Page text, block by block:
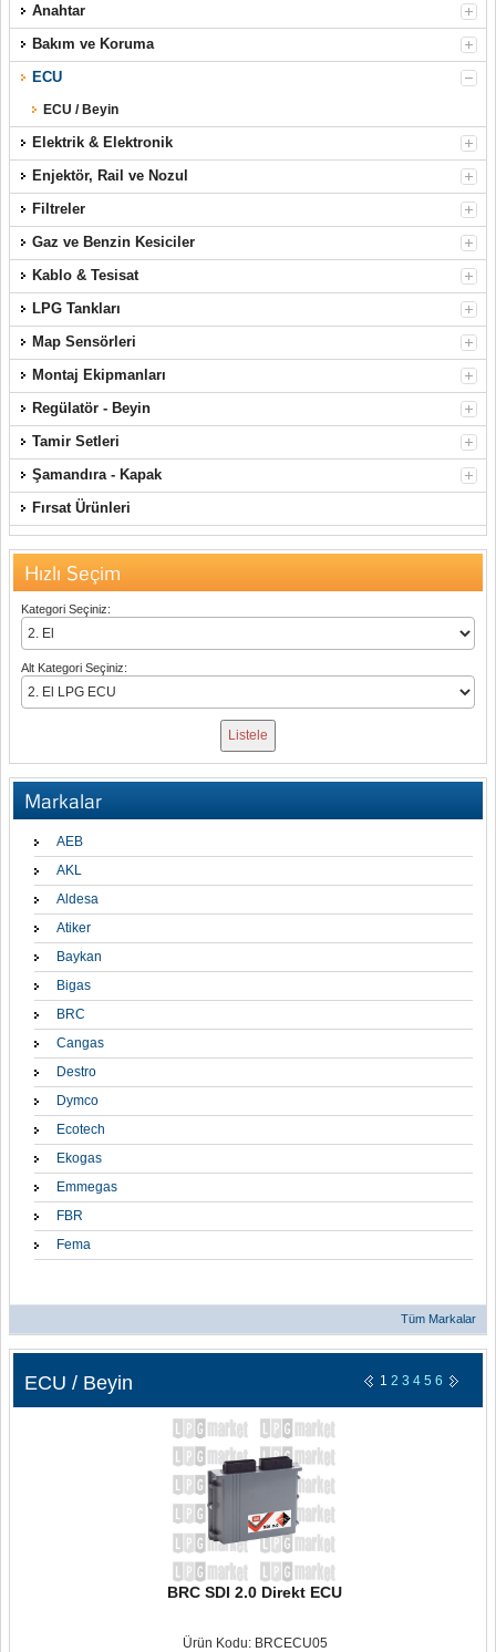
Anahtar
Bakım ve Koruma
ECU
ECU / Beyin
Elektrik & Elektronik
Enjektör, Rail ve Nozul
Filtreler
Gaz ve Benzin Kesiciler
Kablo & Tesisat
LPG Tankları
Map Sensörleri
Montaj Ekipmanları
Regülatör - Beyin
Tamir Setleri
Şamandıra - Kapak
Fırsat Ürünleri
Hızlı Seçim
Kategori Seçiniz:
Alt Kategori Seçiniz:
Markalar
AEB
AKL
Aldesa
Atiker
Baykan
Bigas
BRC
Cangas
Destro
Dymco
Ecotech
Ekogas
Emmegas
FBR
Fema
Tüm Markalar
ECU / Beyin 1 2 3 4 5 6
BRC SDI 2.0 Direkt ECU
Ürün Kodu: BRCECU05